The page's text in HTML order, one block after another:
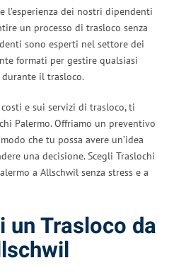
l’esperienza dei nostri dipendenti
un processo di trasloco senza
sono esperti nel settore dei
formati per gestire qualsiasi
durante il trasloco.
e sui servizi di trasloco, ti
Palermo. Offriamo un preventivo
che tu possa avere un’idea
una decisione. Scegli Traslochi
a Allschwil senza stress e a
un Trasloco da